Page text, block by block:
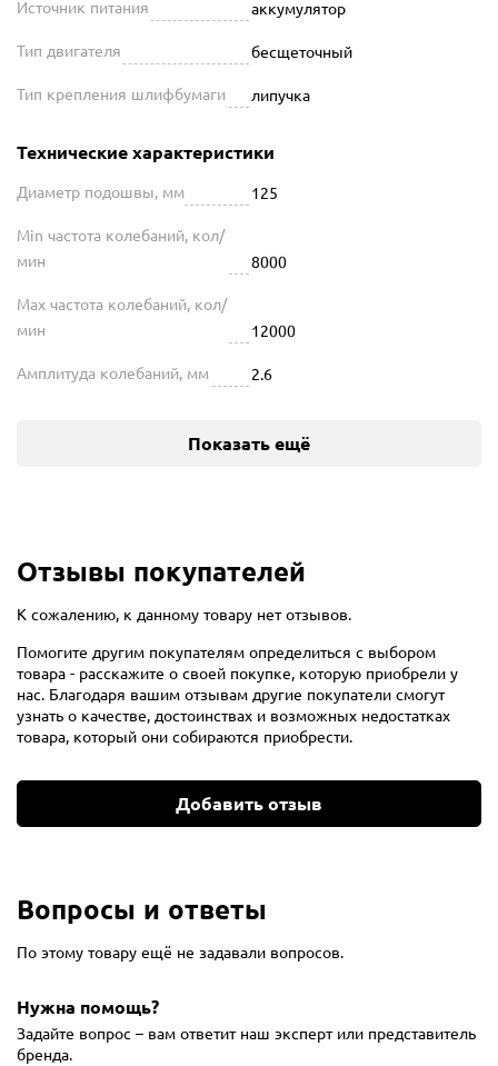
Источник питания аккумулятор
Тип двигателя бесщеточный
Тип крепления шлифбумаги липучка
Технические характеристики
Диаметр подошвы, мм 125
Min частота колебаний, кол/
мин
8000
Max частота колебаний, кол/
мин
12000
Амплитуда колебаний, мм 2.6
Показать ещё
Отзывы покупателей
К сожалению, к данному товару нет отзывов.
Помогите другим покупателям определиться с выбором
товара - расскажите о своей покупке, которую приобрели у
нас. Благодаря вашим отзывам другие покупатели смогут
узнать о качестве, достоинствах и возможных недостатках
товара, который они собираются приобрести.
Добавить отзыв
Вопросы и ответы
По этому товару ещё не задавали вопросов.
Нужна помощь?
Задайте вопрос – вам ответит наш эксперт или представитель
бренда.